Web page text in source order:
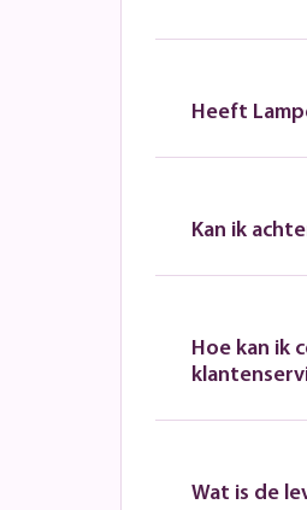
Heeft
Kan ik
Hoe kan ik
Wat is de